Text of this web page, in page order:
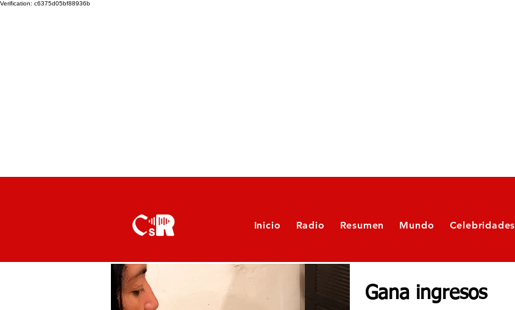
Verification: c6375d05bf88936b
Inicio Radio Resumen Mundo Celebridades
Gana ingresos